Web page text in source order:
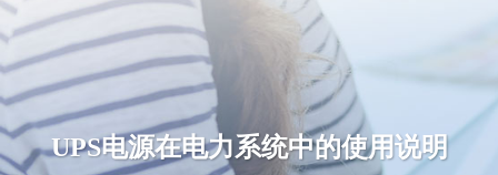
UPS电源在电力系统中的使用说明